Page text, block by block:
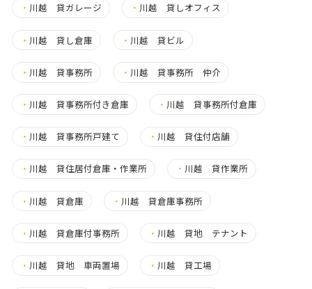
・ 川越 貸ガレージ ・ 川越 貸しオフィス
・ 川越 貸し倉庫 ・ 川越 貸ビル
・ 川越 貸事務所 ・ 川越 貸事務所 仲介
・ 川越 貸事務所付き倉庫 ・ 川越 貸事務所付倉庫
・ 川越 貸事務所戸建て ・ 川越 貸住付店舗
・ 川越 貸住居付倉庫・作業所 ・ 川越 貸作業所
・ 川越 貸倉庫 ・ 川越 貸倉庫事務所
・ 川越 貸倉庫付事務所 ・ 川越 貸地 テナント
・ 川越 貸地 車両置場 ・ 川越 貸工場